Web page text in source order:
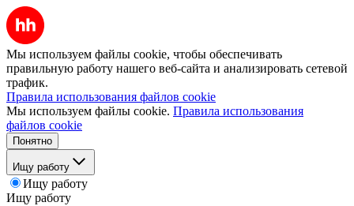
Мы используем файлы cookie, чтобы обеспечивать
правильную работу нашего веб-сайта и анализировать сетевой
трафик.
Правила использования файлов cookie
Мы используем файлы cookie. Правила использования
файлов cookie
Понятно
Ищу работу
Ищу работу
Ищу работу